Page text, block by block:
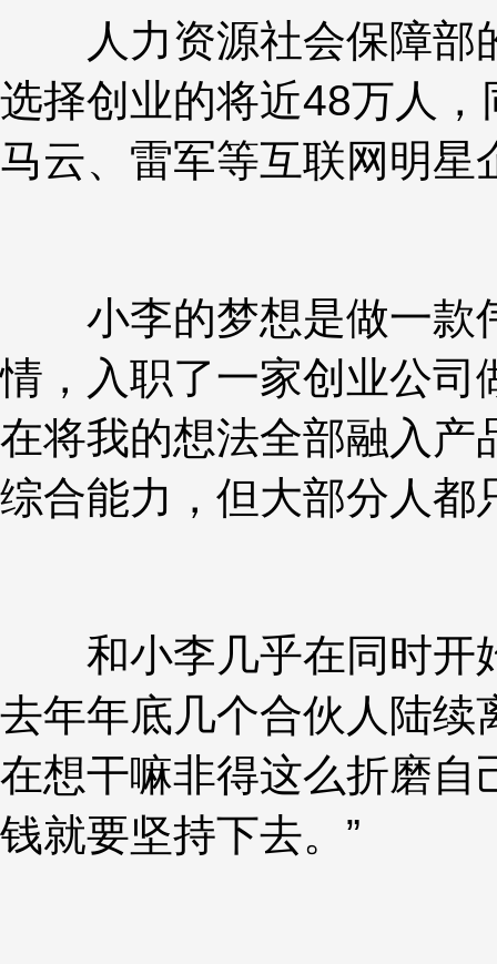
人力资源社会保障部
选择创业的将近48万人
马云、雷军等互联网明星
小李的梦想是做一款
情，入职了一家创业公司
在将我的想法全部融入产
综合能力，但大部分人都
和小李几乎在同时开始
去年年底几个合伙人陆续
在想干嘛非得这么折磨自
钱就要坚持下去。”